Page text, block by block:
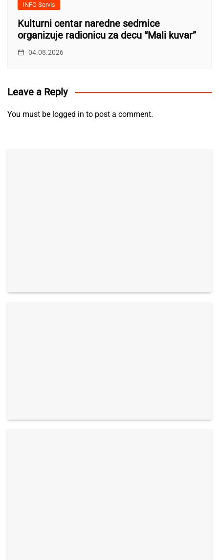
INFO Servis
Kulturni centar naredne sedmice
organizuje radionicu za decu “Mali kuvar”
04.08.2026
Leave a Reply
You must be logged in to post a comment.